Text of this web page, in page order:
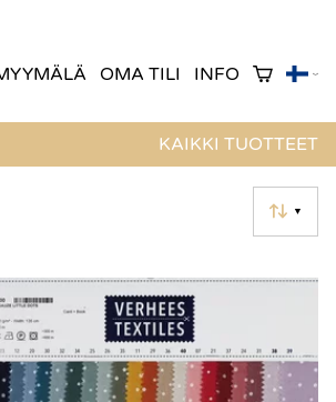
OMA TILI INFO
KAIKKI TUOTTEET
▼